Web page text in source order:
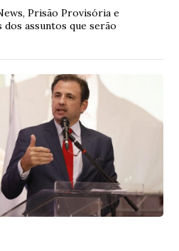
Prisão Provisória e
dos assuntos que serão